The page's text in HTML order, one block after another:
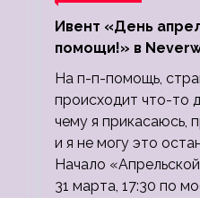
Ивент «День
помощи!» в
На п-п-помощь,
происходит что-то
чему я прикасаюсь,
и я не могу это
Начало
31 марта, 17:30 по